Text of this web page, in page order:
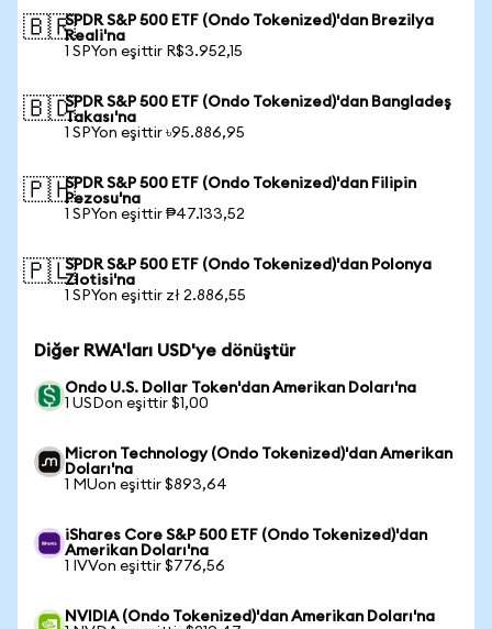
🇧🇷SPDR S&P 500 ETF (Ondo Tokenized)'dan Brezilya
Reali'na
1 SPYon eşittir R$3.952,15
🇧🇩SPDR S&P 500 ETF (Ondo Tokenized)'dan Bangladeş
Takası'na
1 SPYon eşittir ৳95.886,95
🇵🇭SPDR S&P 500 ETF (Ondo Tokenized)'dan Filipin
Pezosu'na
1 SPYon eşittir ₱47.133,52
🇵🇱SPDR S&P 500 ETF (Ondo Tokenized)'dan Polonya
Zlotisi'na
1 SPYon eşittir zł 2.886,55
Diğer RWA'ları USD'ye dönüştür
Ondo U.S. Dollar Token'dan Amerikan Doları'na
1 USDon eşittir $1,00
Micron Technology (Ondo Tokenized)'dan Amerikan
Doları'na
1 MUon eşittir $893,64
iShares Core S&P 500 ETF (Ondo Tokenized)'dan
Amerikan Doları'na
1 IVVon eşittir $776,56
NVIDIA (Ondo Tokenized)'dan Amerikan Doları'na